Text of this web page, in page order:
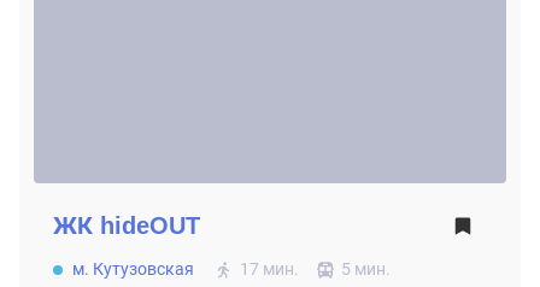
ЖК hideOUT
м. Кутузовская 17 мин.
5 мин.